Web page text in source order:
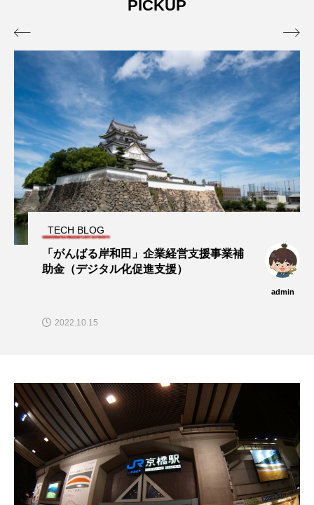
admin
PICKUP
経営を伸ばす・フィロソフィ
必要なときに必要なだけ購入する、とい
う血肉化
admin
2023.08.26
 